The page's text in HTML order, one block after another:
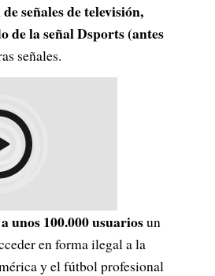
señales de televisión,
de la señal Dsports (antes
señales.
unos 100.000 usuariosun
en forma ilegal a la
y el fútbol profesional